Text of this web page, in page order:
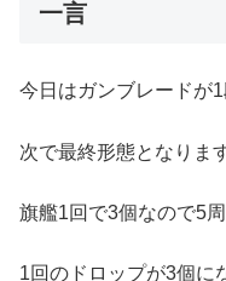
一言
今日はガンブレードが1
次で最終形態となりま
旗艦1回で3個なので5
1回のドロップが3個に